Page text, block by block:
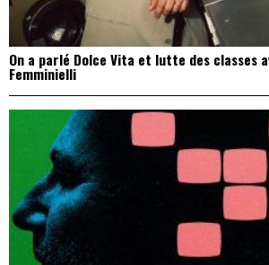
On a parlé Dolce Vita et lutte des classes
Femminielli